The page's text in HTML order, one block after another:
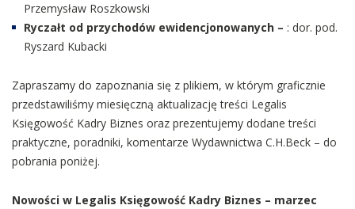
Przemysław Roszkowski
Ryczałt od przychodów ewidencjonowanych – : dor. pod.
Ryszard Kubacki
Zapraszamy do zapoznania się z plikiem, w którym graficznie
przedstawiliśmy miesięczną aktualizację treści Legalis
Księgowość Kadry Biznes oraz prezentujemy dodane treści
praktyczne, poradniki, komentarze Wydawnictwa C.H.Beck – do
pobrania poniżej.
Nowości w Legalis Księgowość Kadry Biznes – marzec